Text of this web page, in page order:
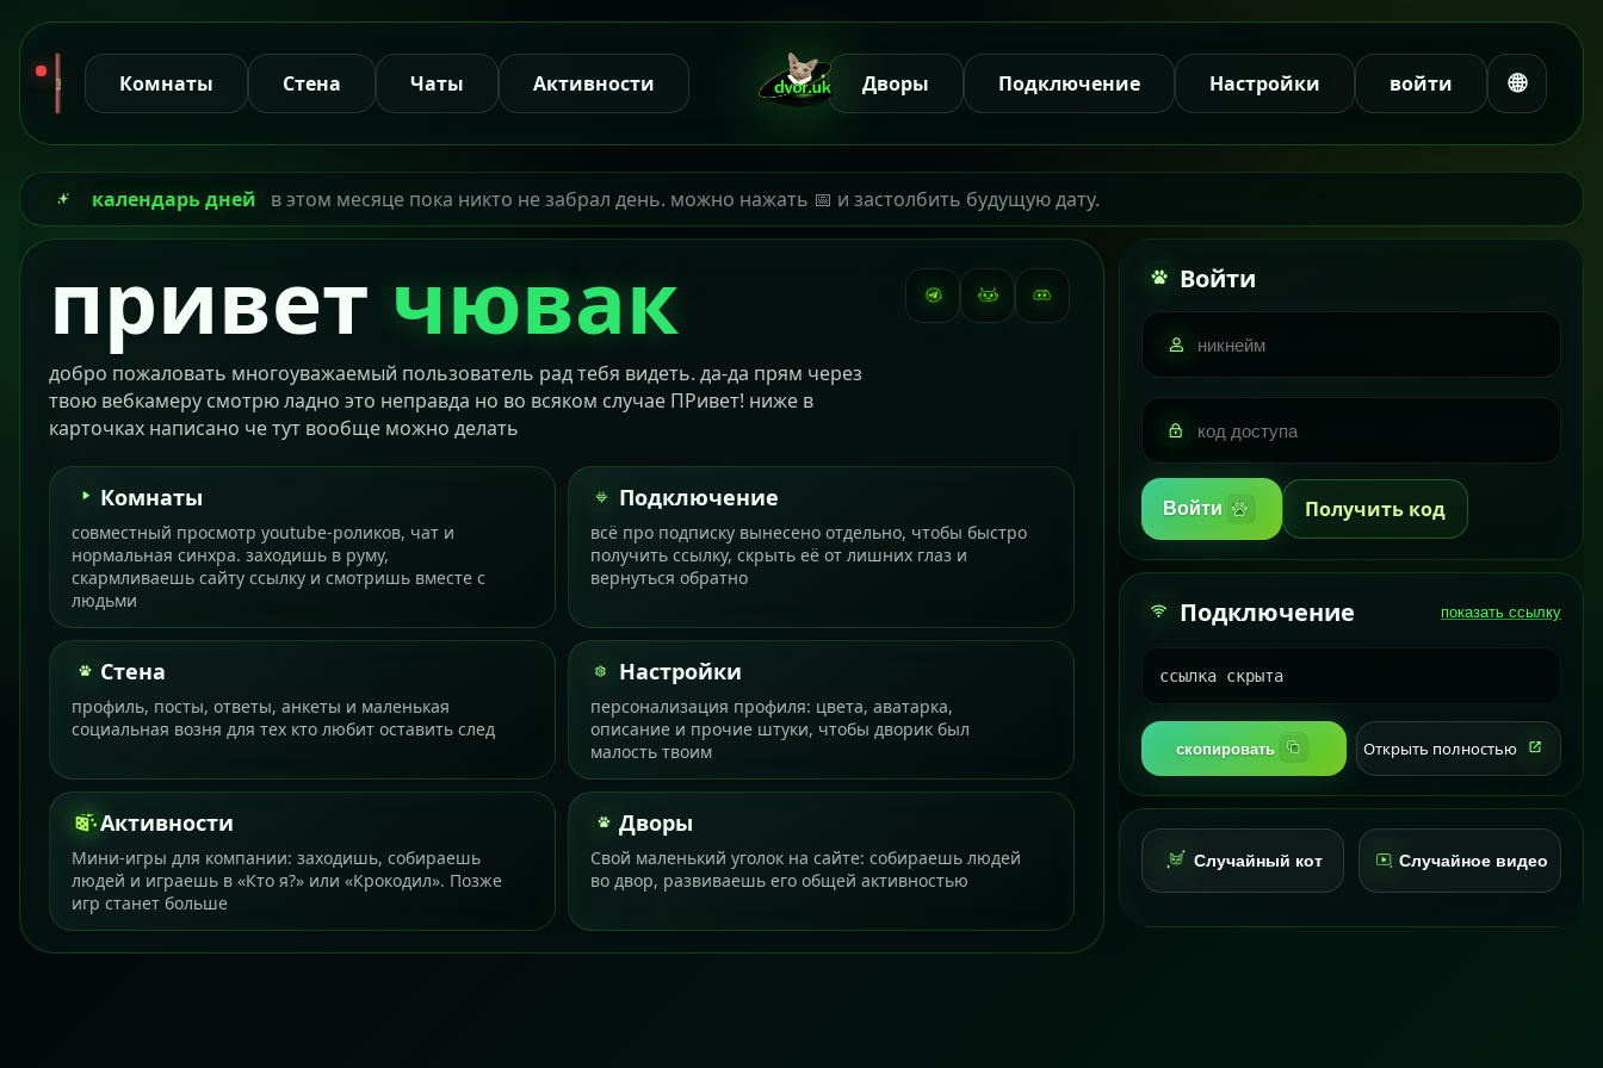
Комнаты Стена Чаты Активности Дворы Подключение Настройки войти 🌐
календарь дней в этом месяце пока никто не забрал день. можно нажать 📅 и застолбить будущую дату.
привет чювак
добро пожаловать многоуважаемый пользователь рад тебя видеть. да-да прям через
твою вебкамеру смотрю ладно это неправда но во всяком случае ПРивет! ниже в
карточках написано че тут вообще можно делать
Комнаты
совместный просмотр youtube-роликов, чат и
нормальная синхра. заходишь в руму,
скармливаешь сайту ссылку и смотришь вместе с
людьми
Подключение
всё про подписку вынесено отдельно, чтобы быстро
получить ссылку, скрыть её от лишних глаз и
вернуться обратно
Стена
профиль, посты, ответы, анкеты и маленькая
социальная возня для тех кто любит оставить след
Настройки
персонализация профиля: цвета, аватарка,
описание и прочие штуки, чтобы дворик был
малость твоим
Активности
Мини-игры для компании: заходишь, собираешь
людей и играешь в «Кто я?» или «Крокодил». Позже
игр станет больше
Дворы
Свой маленький уголок на сайте: собираешь людей
во двор, развиваешь его общей активностью
Войти
Войти Получить код
Подключение показать ссылку
ссылка скрыта
скопировать Открыть полностью
Случайный кот Случайное видео